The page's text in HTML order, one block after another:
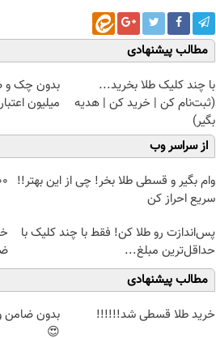
مطالب پیشنهادی
با چند کلیک طلا بخرید...
(ثبت‌نام کن | خرید کن | هدیه
بگیر)
میلیون
از سراسر وب
وام بگیر و قسطی طلا بخر! چی از این بهتر!!
سریع احراز کن
100 میلیون
پس‌اندازت رو طلا کن! فقط با چند کلیک با
حداقل‌ترین مبلغ...
مطالب پیشنهادی
خرید طلا قسطی شد!!!!!!
بدون ضامن
😍